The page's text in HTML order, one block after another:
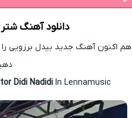
دانلود آهنگ
هم اکنون آهنگ جدید بیدل برزویی
Didi NadidiIn Lennamusic